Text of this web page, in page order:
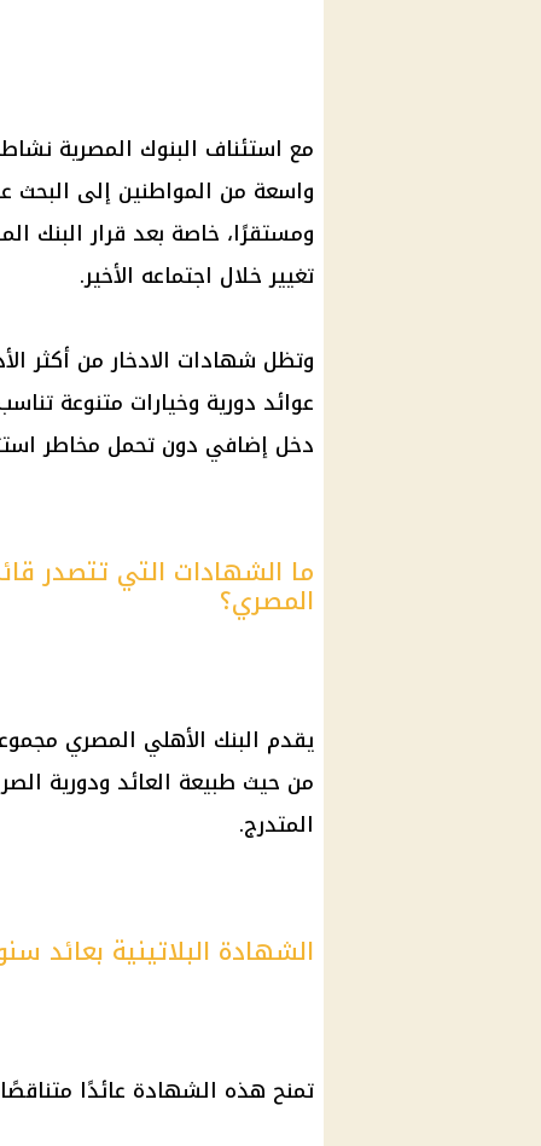
مع استئناف البنوك المصرية
واسعة من المواطنين إلى البحث
ومستقرًا، خاصة بعد قرار البنك
تغيير خلال اجتماعه الأخير.
وتظل شهادات الادخار من أكثر
عوائد دورية وخيارات متنوعة
دخل إضافي دون تحمل مخاطر
ما الشهادات التي تتصدر
المصري؟
يقدم البنك الأهلي المصري
من حيث طبيعة العائد ودورية
المتدرج.
الشهادة البلاتينية بعائد
تمنح هذه الشهادة عائدًا